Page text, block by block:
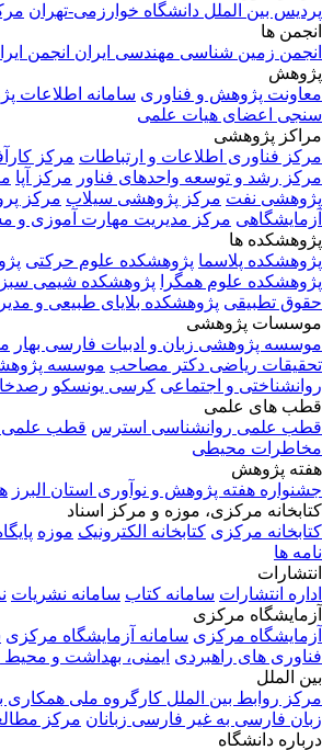
بین الملل دانشگاه خوارزمی-تهران
ها
زمین شناسی مهندسی ایرانانجمن
پژوهش و فناوری سامانه اطلاعات
اعضای هیات علمی
پژوهشی
فناوری اطلاعات و ارتباطات مرکز
رشد و توسعه واحدهای فناور مرکز آپا
نفت مرکز پژوهشی سیلاب مرکز
مرکز مدیریت مهارت آموزی و
ها
پلاسما پژوهشکده علوم حرکتی
علوم همگرا
پژوهشکده شیمی سبز
تطبیقی پژوهشکده بلایای طبیعی و
پژوهشی
پژوهشی زبان و ادبیات فارسی بهار
ریاضی دکتر مصاحب موسسه پژوهشی
و اجتماعی کرسی یونسکو
های علمی
علمی روانشناسی استرس قطب علمی
محیطی
پژوهش
هفته پژوهش و نوآوری استان البرز
مرکزی، موزه و مرکز اسناد
مرکزی کتابخانه الکترونیک موزه
ها
انتشارات سامانه کتاب سامانه نشریات
مرکزی
مرکزی سامانه آزمایشگاه مرکزی
های راهبردی ایمنی، بهداشت و محیط
الملل
روابط بین الملل کارگروه ملی همکاری
فارسی به غیر فارسی زبانان مرکز
دانشگاه